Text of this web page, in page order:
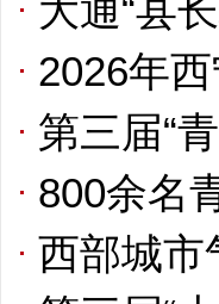
大通“县
2026年
第三届“
800余名
西部城市